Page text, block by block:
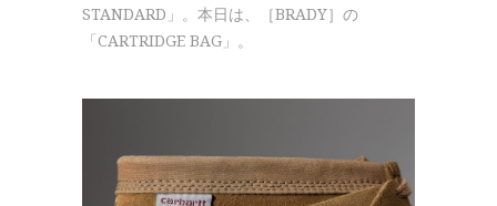
STANDARD」。本日は、［BRADY］の
「CARTRIDGE BAG」。